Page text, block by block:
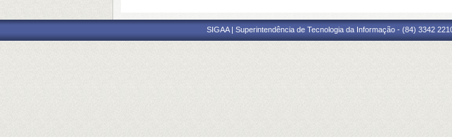
SIGAA | Superintendência de Tecnologia da Informação - (84) 3342